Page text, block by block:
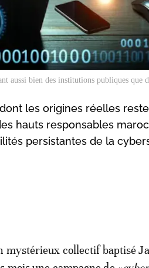
bien des institutions publiques que
les origines réelles
hauts responsables
persistantes de la
mystérieux collectif baptisé